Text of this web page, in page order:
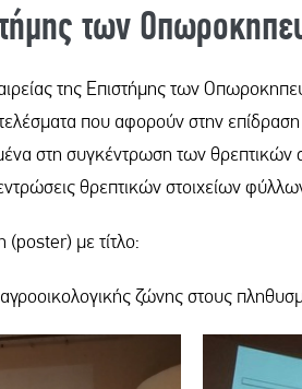
των
της Επιστήμης των
που αφορούν στην
στη συγκέντρωση των
θρεπτικών στοιχείων
με τίτλο:
ζώνης στους